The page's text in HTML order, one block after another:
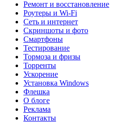
Ремонт и восстановление
Роутеры и Wi-Fi
Сеть и интернет
Скриншоты и фото
Смартфоны
Тестирование
Тормоза и фризы
Торренты
Ускорение
Установка Windows
Флешка
О блоге
Реклама
Контакты